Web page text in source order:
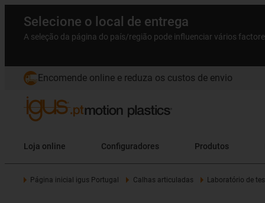
Selecione o local de entrega
A seleção da página do país/região pode influenciar vários
Encomende online e reduza os custos de envio
Loja online Configuradores Produtos
Página inicial igus Portugal Calhas articuladas Laboratório de